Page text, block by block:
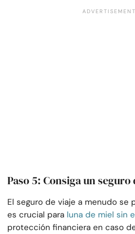
Paso 5: Consiga un seguro
El seguro de viaje a menudo se
es crucial para luna de miel sin
protección financiera en caso